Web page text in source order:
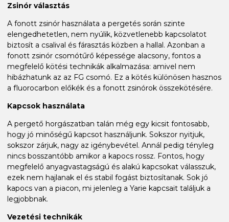
Zsinór választás
A fonott zsinór használata a pergetés során szinte
elengedhetetlen, nem nyúlik, közvetlenebb kapcsolatot
biztosít a csalival és fárasztás közben a hallal. Azonban a
fonott zsinór csomótűrő képessége alacsony, fontos a
megfelelő kötési technikák alkalmazása: amivel nem
hibázhatunk az az FG csomó. Ez a kötés különösen hasznos
a fluorocarbon előkék és a fonott zsinórok összekötésére.
Kapcsok használata
A pergető horgászatban talán még egy kicsit fontosabb,
hogy jó minőségű kapcsot használjunk. Sokszor nyitjuk,
sokszor zárjuk, nagy az igénybevétel. Annál pedig tényleg
nincs bosszantóbb amikor a kapocs rossz. Fontos, hogy
megfelelő anyagvastagságú és alakú kapcsokat válasszuk,
ezek nem hajlanak el és stabil fogást biztosítanak. Sok jó
kapocs van a piacon, mi jelenleg a Yarie kapcsait találjuk a
legjobbnak.
Vezetési technikák